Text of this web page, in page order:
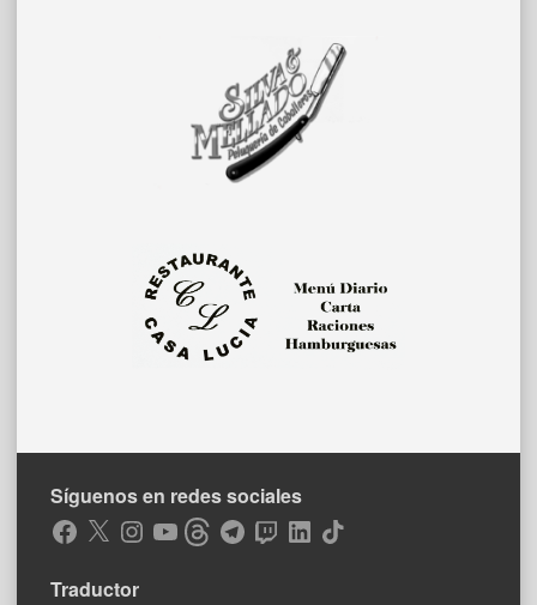
Síguenos en redes sociales
Facebook
X Instagram
YouTubeThreadsTelegramTwitchLinkedIn
TikTok
Traductor